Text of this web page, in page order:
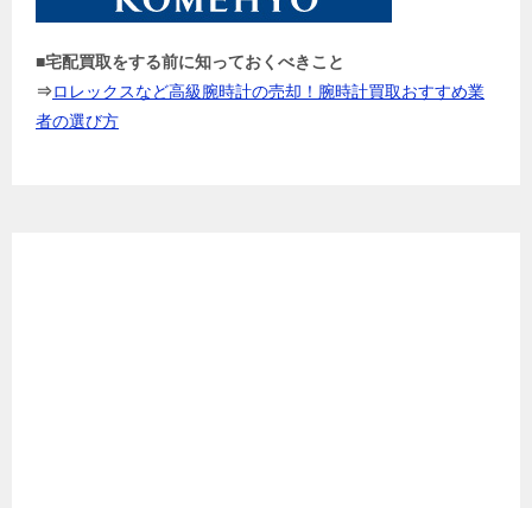
■宅配買取をする前に知っておくべきこと
⇒ロレックスなど高級腕時計の売却！腕時計買取おすすめ業
者の選び方